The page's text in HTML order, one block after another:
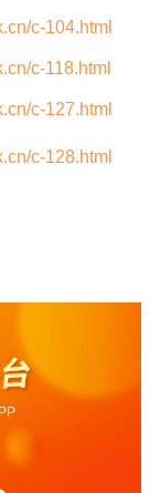
c-104.html
c-118.html
c-127.html
c-128.html